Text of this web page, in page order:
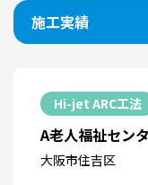
施工実績
Hi-jet ARC工法
A老人福祉セン
大阪市住吉区